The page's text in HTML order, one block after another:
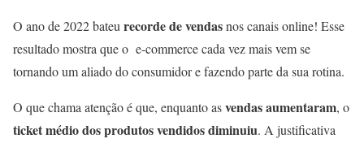
O ano de 2022 bateurecorde de vendasnos canais online! Esse
resultado mostra que o e-commerce cada vez mais vem se
tornando um aliado do consumidor e fazendo parte da sua rotina.
O que chama atenção é que, enquanto asvendas aumentaram, o
ticket médio dos produtos vendidos diminuiu. A justificativa